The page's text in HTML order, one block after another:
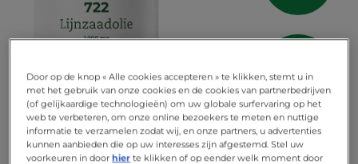
Door op de knop « Alle cookies accepteren » te klikken, stemt u in
met het gebruik van onze cookies en de cookies van partnerbedrijven
(of gelijkaardige technologieën) om uw globale surfervaring op het
web te verbeteren, om onze online bezoekers te meten en nuttige
informatie te verzamelen zodat wij, en onze partners, u advertenties
kunnen aanbieden die op uw interesses zijn afgestemd. Stel uw
voorkeuren in doorhier te klikken of op eender welk moment door